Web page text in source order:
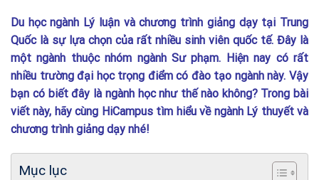
Du học ngành Lý luận và chương trình giảng dạy tại Trung
Quốc là sự lựa chọn của rất nhiều sinh viên quốc tế. Đây là
một ngành thuộc nhóm ngành Sư phạm. Hiện nay có rất
nhiều trường đại học trọng điểm có đào tạo ngành này. Vậy
bạn có biết đây là ngành học như thế nào không? Trong bài
viết này, hãy cùng HiCampus tìm hiểu về ngành Lý thuyết và
chương trình giảng dạy nhé!
Mục lục